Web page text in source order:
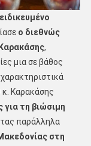
ο διεθνώς
,
μια σε βάθος
χαρακτηριστικά
Καρακάσης
τη βιώσιμη
παράλληλα
στη